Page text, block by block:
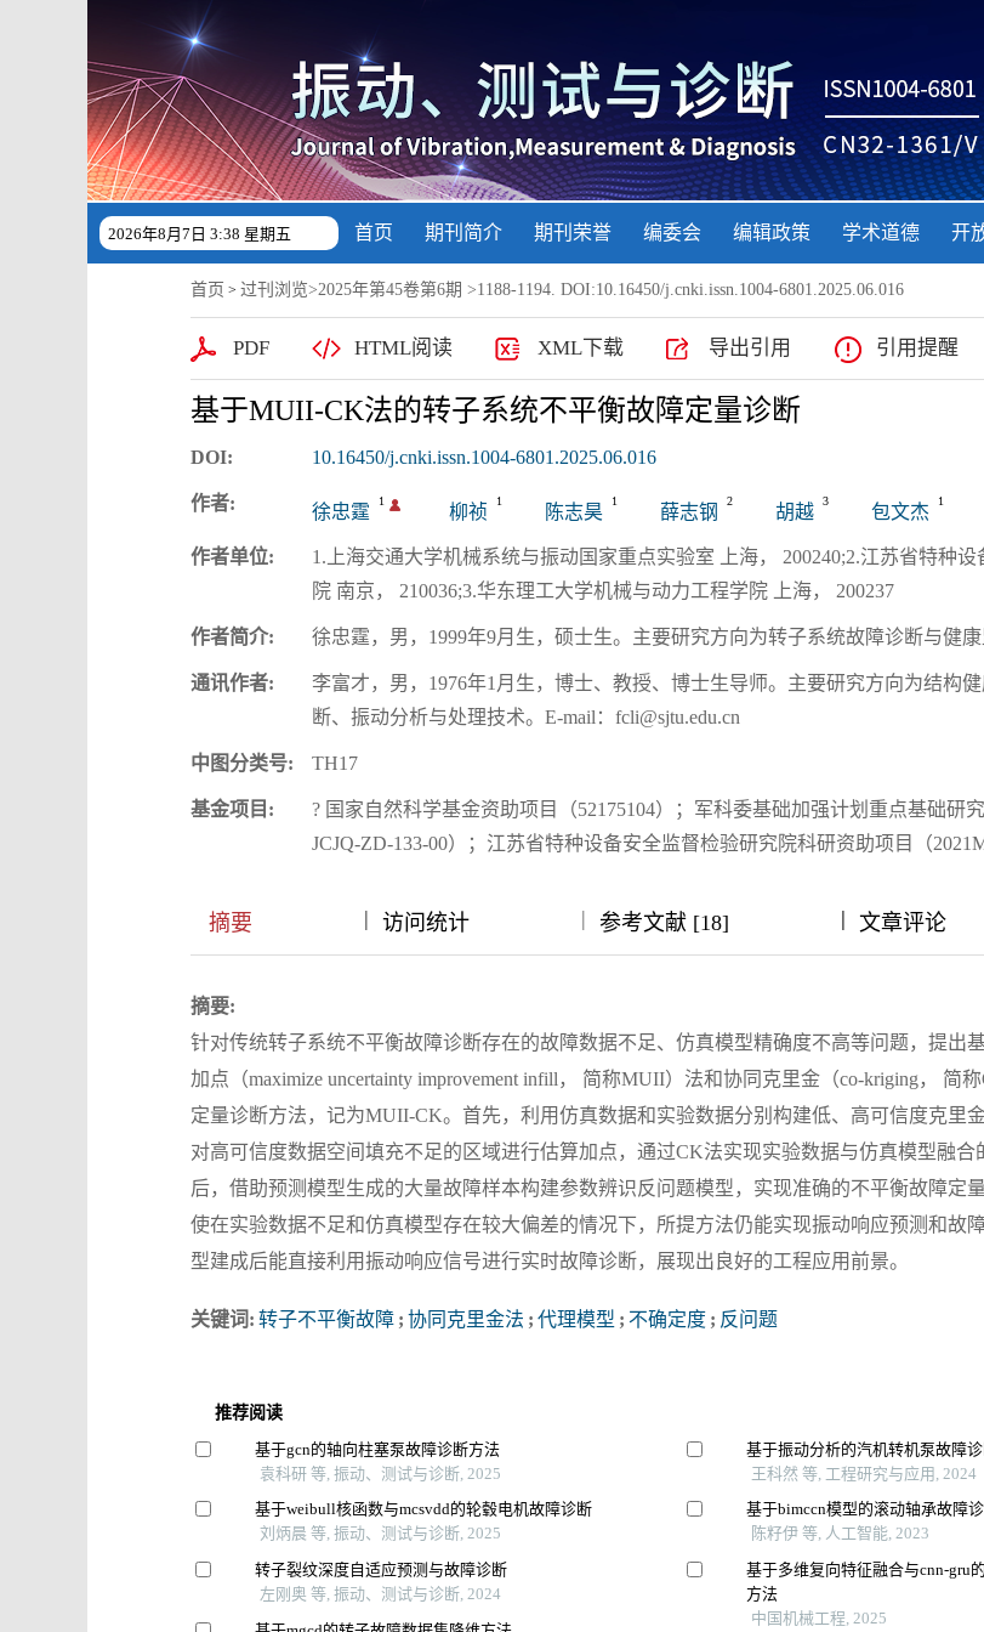
2026年8月7日 3:38 星期五 首页 期刊简介 期刊荣誉 编委会 编辑政策 学术道德 开
首页 > 过刊浏览>2025年第45卷第6期 >1188-1194. DOI:10.16450/j.cnki.issn.1004-6801.2025.06.016
PDF HTML阅读 XML下载 导出引用 引用提醒
基于MUII-CK法的转子系统不平衡故障定量诊断
DOI: 10.16450/j.cnki.issn.1004-6801.2025.06.016
作者: 徐忠霆
1
柳祯
1
陈志昊
1
薛志钢
2
胡越
3
包文杰
1
作者单位:
1.上海交通大学机械系统与振动国家重点实验室 上海， 200240;2.江苏省特种
院 南京， 210036;3.华东理工大学机械与动力工程学院 上海， 200237
作者简介: 徐忠霆，男，1999年9月生，硕士生。主要研究方向为转子系统故障诊断与健康
通讯作者:
李富才，男，1976年1月生，博士、教授、博士生导师。主要研究方向为结构
断、振动分析与处理技术。E-mail：fcli@sjtu.edu.cn
中图分类号: TH17
基金项目:
? 国家自然科学基金资助项目（52175104）；军科委基础加强计划重点基础研
JCJQ-ZD-133-00）；江苏省特种设备安全监督检验研究院科研资助项目（
摘要 || 访问统计 | 参考文献 [18] |||| 文章评论
摘要:
针对传统转子系统不平衡故障诊断存在的故障数据不足、仿真模型精确度不高等问题，提出
加点（maximize uncertainty improvement infill， 简称MUII）法和协同克里金（co-kriging， 简
定量诊断方法，记为MUII-CK。首先，利用仿真数据和实验数据分别构建低、高可信度克里
对高可信度数据空间填充不足的区域进行估算加点，通过CK法实现实验数据与仿真模型融合
后，借助预测模型生成的大量故障样本构建参数辨识反问题模型，实现准确的不平衡故障定
使在实验数据不足和仿真模型存在较大偏差的情况下，所提方法仍能实现振动响应预测和故
型建成后能直接利用振动响应信号进行实时故障诊断，展现出良好的工程应用前景。
关键词: 转子不平衡故障 ; 协同克里金法 ; 代理模型 ; 不确定度 ; 反问题
推荐阅读
基于gcn的轴向柱塞泵故障诊断方法
袁科研 等, 振动、测试与诊断, 2025
基于weibull核函数与mcsvdd的轮毂电机故障诊断
刘炳晨 等, 振动、测试与诊断, 2025
转子裂纹深度自适应预测与故障诊断
左刚奥 等, 振动、测试与诊断, 2024
基于振动分析的汽机转机泵故障
王科然 等, 工程研究与应用, 2024
基于bimccn模型的滚动轴承故障
陈籽伊 等, 人工智能, 2023
基于多维复向特征融合与cnn-gru
方法
中国机械工程, 2025